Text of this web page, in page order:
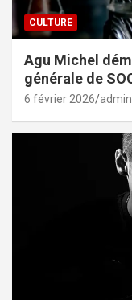
CULTURE
Agu Michel
générale de
6 février 2026 admin